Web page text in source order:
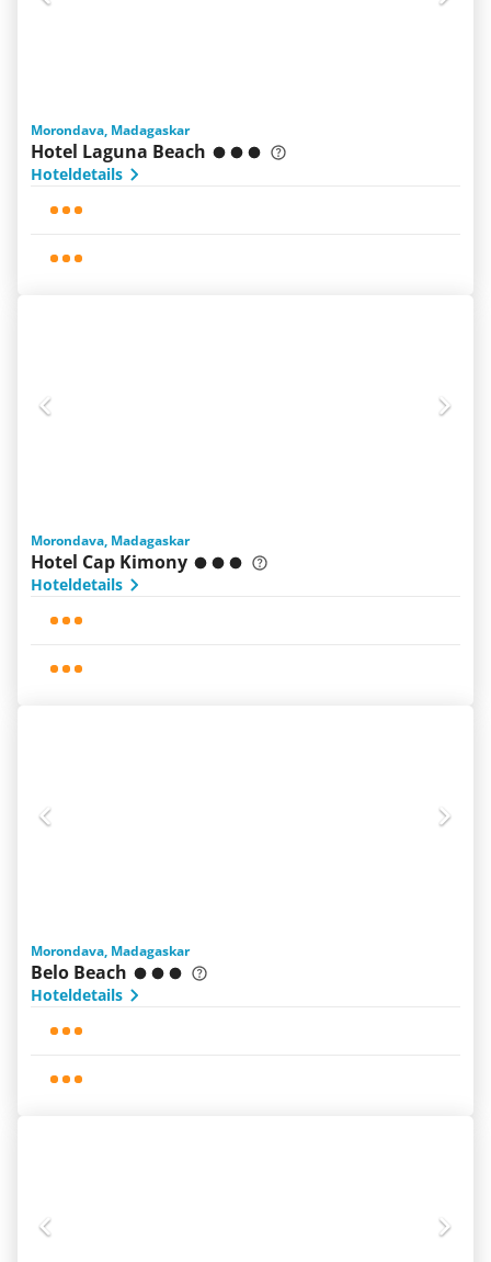
Morondava, Madagaskar
Hotel Laguna Beach
Hoteldetails
Morondava, Madagaskar
Hotel Cap Kimony
Hoteldetails
Morondava, Madagaskar
Belo Beach
Hoteldetails